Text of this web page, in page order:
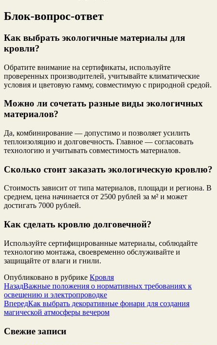
Блок-вопрос-ответ
Как выбрать экологичные материалы для
кровли?
Обратите внимание на сертификаты, используйте
проверенных производителей, учитывайте климатические
условия и цветовую гамму, совместимую с природной средой.
Можно ли сочетать разные виды экологичных
материалов?
Да, комбинирование — допустимо и позволяет усилить
теплоизоляцию и долговечность. Главное — согласовать
технологию и учитывать совместимость материалов.
Сколько стоит заказать экологическую кровлю?
Стоимость зависит от типа материалов, площади и региона. В
среднем, цена начинается от 2500 рублей за м² и может
достигать 7000 рублей.
Как сделать кровлю долговечной?
Используйте сертифицированные материалы, соблюдайте
технологию монтажа, своевременно обслуживайте и
защищайте от влаги и гнили.
Опубликовано в рубрике Кровля
НазадВажные положения о нормативных требованиях к
освещению и электропроводке
ВпередКак выбрать декоративные фонари для создания
магической атмосферы вечером
Свежие записи